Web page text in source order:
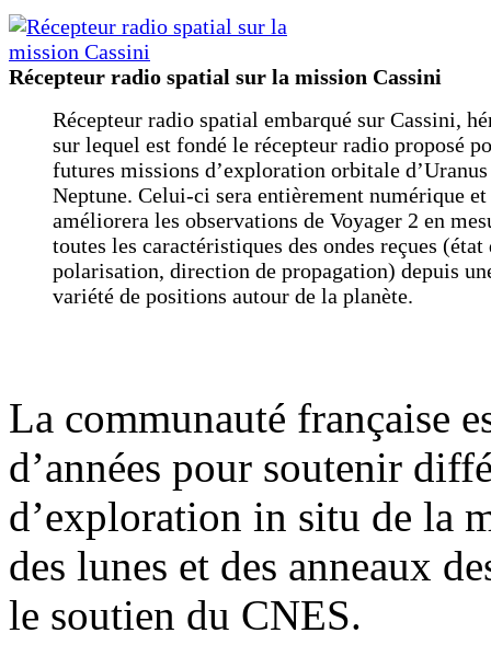
Récepteur radio spatial sur la mission Cassini
Récepteur radio spatial embarqué sur Cassini,
sur lequel est fondé le récepteur radio proposé
futures missions d’exploration orbitale
Neptune. Celui-ci sera entièrement numérique et
améliorera les observations de Voyager 2 en
toutes les caractéristiques des ondes reçues (état
polarisation, direction de propagation) depuis
variété de positions autour de la planète.
La communauté française
d’années pour soutenir
d’exploration in situ de la
des lunes et des anneaux
le soutien du CNES.